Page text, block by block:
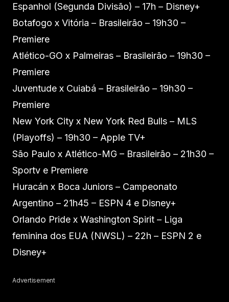
Espanhol (Segunda Divisão) – 17h – Disney+
Botafogo x Vitória – Brasileirão – 19h30 –
Premiere
Atlético-GO x Palmeiras – Brasileirão – 19h30 –
Premiere
Juventude x Cuiabá – Brasileirão – 19h30 –
Premiere
New York City x New York Red Bulls – MLS
(Playoffs) – 19h30 – Apple TV+
São Paulo x Atlético-MG – Brasileirão – 21h30 –
Sportv e Premiere
Huracán x Boca Juniors – Campeonato
Argentino – 21h45 – ESPN 4 e Disney+
Orlando Pride x Washington Spirit – Liga
feminina dos EUA (NWSL) – 22h – ESPN 2 e
Disney+
Advertisement